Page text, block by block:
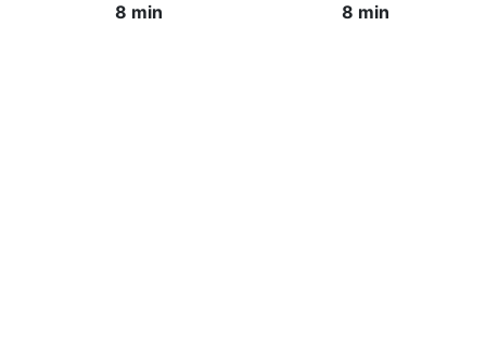
8 min
8 min